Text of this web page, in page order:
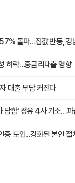
돌파…집값 반등, 강
하락…중금리대출 영향
대출 부담 커진다
담합' 정유 4사 기소…
증 도입...강화된 본인